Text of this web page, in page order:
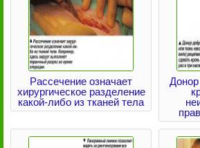
Рассечение означает
хирургическое разделение
какой-либо из тканей тела